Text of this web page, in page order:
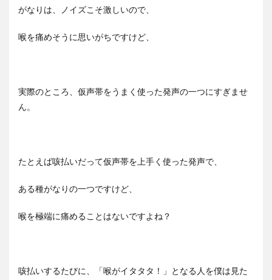
がなりは、ノイズこそ激しいので、
喉を痛めそうに思いがちですけど、
実際のところ、仮声帯をうまく使った発声の一つにすぎませ
ん。
たとえば咳払いだって仮声帯を上手く使った発声で、
ある種がなりの一つですけど、
喉を極端に痛めることはないですよね？
咳払いするたびに、「喉がイタタタ！」となる人を僕は見た